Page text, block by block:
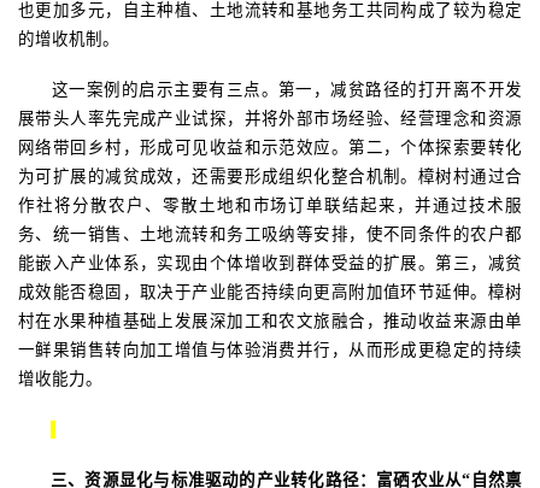
也更加多元，自主种植、土地流转和基地务工共同构成了较为稳定
的增收机制。
这一案例的启示主要有三点。第一，减贫路径的打开离不开发
展带头人率先完成产业试探，并将外部市场经验、经营理念和资源
网络带回乡村，形成可见收益和示范效应。第二，个体探索要转化
为可扩展的减贫成效，还需要形成组织化整合机制。樟树村通过合
作社将分散农户、零散土地和市场订单联结起来，并通过技术服
务、统一销售、土地流转和务工吸纳等安排，使不同条件的农户都
能嵌入产业体系，实现由个体增收到群体受益的扩展。第三，减贫
成效能否稳固，取决于产业能否持续向更高附加值环节延伸。樟树
村在水果种植基础上发展深加工和农文旅融合，推动收益来源由单
一鲜果销售转向加工增值与体验消费并行，从而形成更稳定的持续
增收能力。
三、资源显化与标准驱动的产业转化路径：富硒农业从“自然禀